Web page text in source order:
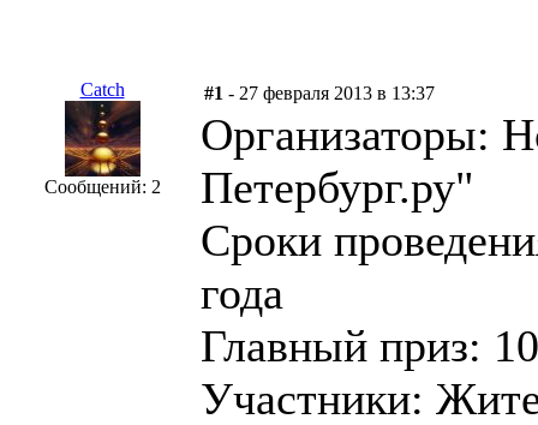
Catch
Сообщений: 2
#1 - 27 февраля 2013 в 13:37
Организаторы:
Петербург.ру"
Сроки
года
Главный приз:
Участники: